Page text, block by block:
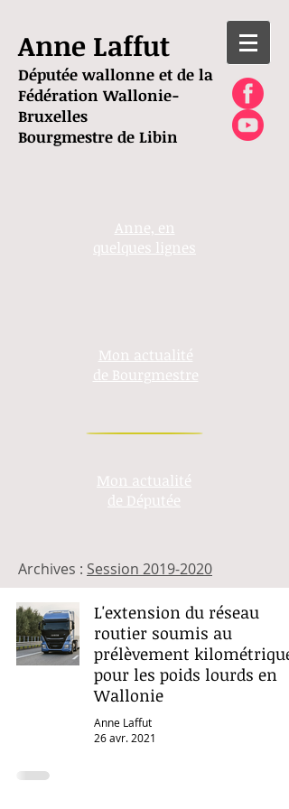
Anne Laffut
Députée wallonne et de la
Fédération Wallonie-
Bruxelles
Bourgmestre de Libin
L'extension du réseau
routier soumis au
prélèvement kilométrique
pour les poids lourds en
Wallonie
Anne Laffut
26 avr. 2021
Anne, en
quelques lignes
Mon actualité
de Bourgmestre
Mon actualité
de Députée
Archives : Session 2019-2020